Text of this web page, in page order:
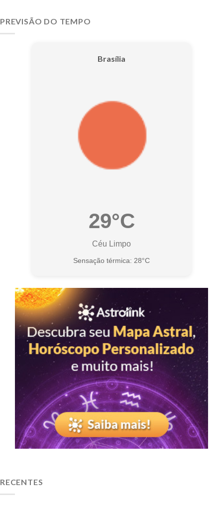
PREVISÃO DO TEMPO
Brasília
29°C
Céu Limpo
Sensação térmica: 28°C
RECENTES